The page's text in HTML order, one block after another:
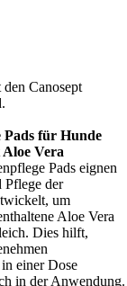
Canosept
Pads für Hunde
Vera
Pads eignen
Pflege der
um
Aloe Vera
Dies hilft,
einer Dose
in der Anwendung.